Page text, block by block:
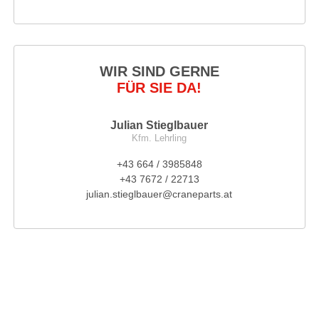
WIR SIND GERNE
FÜR SIE DA!
Julian Stieglbauer
Kfm. Lehrling
+43 664 / 3985848
+43 7672 / 22713
julian.stieglbauer@craneparts.at